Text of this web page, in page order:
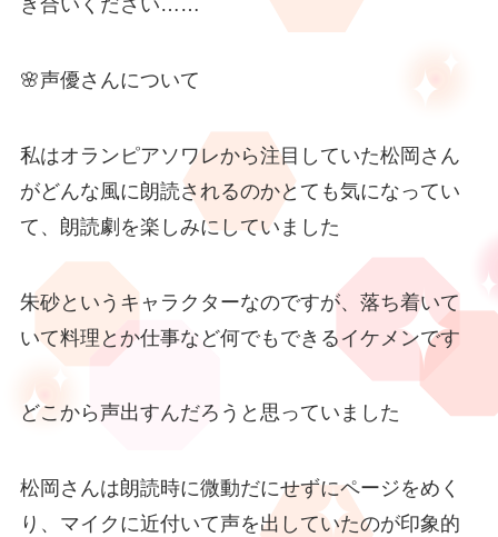
き合いください……
🌸声優さんについて
私はオランピアソワレから注目していた松岡さん
がどんな風に朗読されるのかとても気になってい
て、朗読劇を楽しみにしていました
朱砂というキャラクターなのですが、落ち着いて
いて料理とか仕事など何でもできるイケメンです
どこから声出すんだろうと思っていました
松岡さんは朗読時に微動だにせずにページをめく
り、マイクに近付いて声を出していたのが印象的